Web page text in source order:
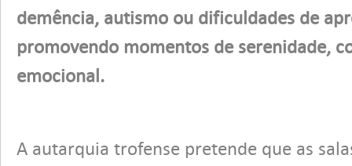
demência, autismo ou dificuldades de
promovendo momentos de serenidade,
emocional.
A autarquia trofense pretende que as